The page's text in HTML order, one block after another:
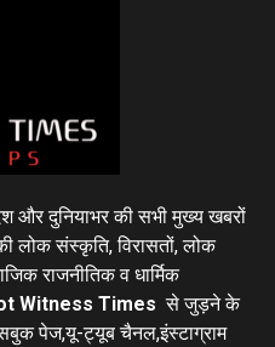
और दुनियाभर की सभी मुख्य खबरों
लोक संस्कृति, विरासतों, लोक
राजनीतिक व धार्मिक
Witness Times से जुड़ने के
पेज,यू-ट्यूब चैनल,इंस्टाग्राम